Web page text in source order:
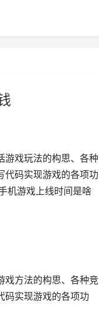
游戏玩法的构思、各种
代码实现游戏的各项功
机游戏上线时间是啥
戏方法的构思、各种竞
码实现游戏的各项功